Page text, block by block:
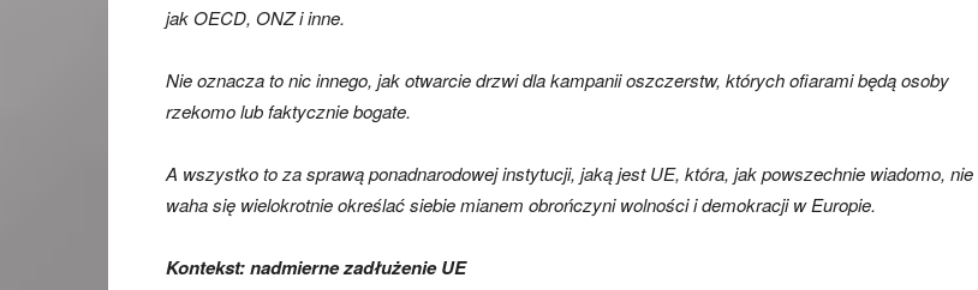
jak OECD, ONZ i inne.
Nie oznacza to nic innego, jak otwarcie drzwi dla kampanii oszczerstw, których ofiarami będą osoby
rzekomo lub faktycznie bogate.
A wszystko to za sprawą ponadnarodowej instytucji, jaką jest UE, która, jak powszechnie wiadomo, nie
waha się wielokrotnie określać siebie mianem obrończyni wolności i demokracji w Europie.
Kontekst: nadmierne zadłużenie UE